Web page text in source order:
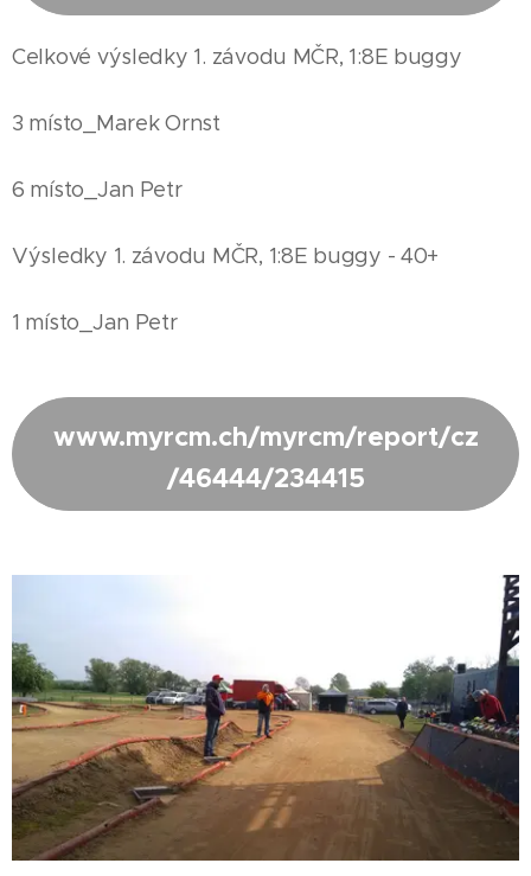
Celkové výsledky 1. závodu MČR, 1:8E buggy
3 místo_Marek Ornst
6 místo_Jan Petr
Výsledky 1. závodu MČR, 1:8E buggy - 40+
1 místo_Jan Petr
www.myrcm.ch/myrcm/report/cz
/46444/234415